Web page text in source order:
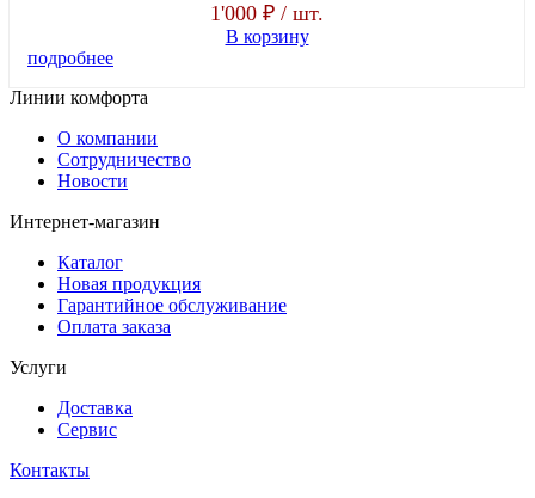
1'000 ₽ / шт.
В корзину
подробнее
Линии комфорта
О компании
Сотрудничество
Новости
Интернет-магазин
Каталог
Новая продукция
Гарантийное обслуживание
Оплата заказа
Услуги
Доставка
Сервис
Контакты